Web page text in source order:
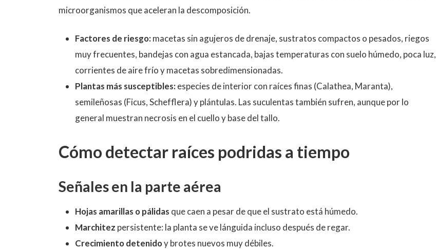
microorganismos que aceleran la descomposición.
Factores de riesgo: macetas sin agujeros de drenaje, sustratos compactos o pesados, riegos
muy frecuentes, bandejas con agua estancada, bajas temperaturas con suelo húmedo, poca luz,
corrientes de aire frío y macetas sobredimensionadas.
Plantas más susceptibles: especies de interior con raíces finas (Calathea, Maranta),
semileñosas (Ficus, Schefflera) y plántulas. Las suculentas también sufren, aunque por lo
general muestran necrosis en el cuello y base del tallo.
Cómo detectar raíces podridas a tiempo
Señales en la parte aérea
Hojas amarillas o pálidas que caen a pesar de que el sustrato está húmedo.
Marchitez persistente: la planta se ve lánguida incluso después de regar.
Crecimiento detenidoy brotes nuevos muy débiles.